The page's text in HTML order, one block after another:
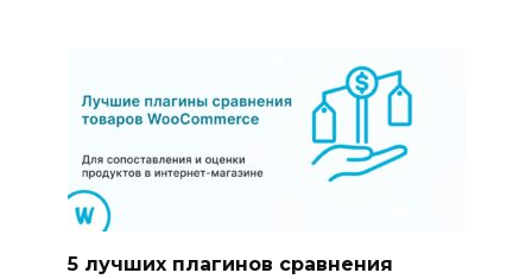
5 лучших плагинов сравнения